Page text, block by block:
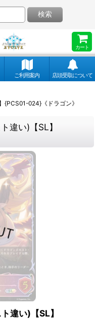
カート
検索
ご利用案内 店頭受取について
{PCS01-024}《ドラゴン》
違い)【SL】
違い)【SL】